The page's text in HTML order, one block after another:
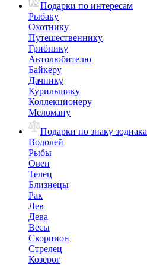
Подарки по интересам
Рыбаку
Охотнику
Путешественнику
Грибнику
Автолюбителю
Байкеру
Дачнику
Курильщику
Коллекционеру
Меломану
Подарки по знаку зодиака
Водолей
Рыбы
Овен
Телец
Близнецы
Рак
Лев
Дева
Весы
Скорпион
Стрелец
Козерог